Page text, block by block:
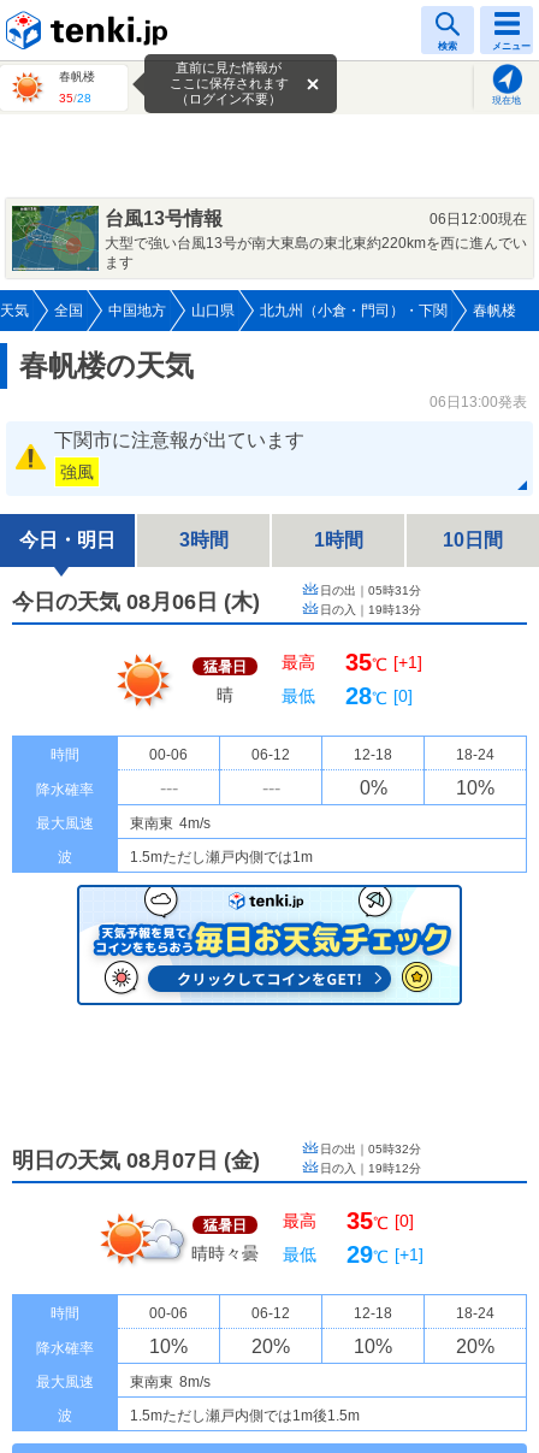
検索 メニュー
春帆楼
35/28 現在地
直前に見た情報が
ここに保存されます
（ログイン不要）
台風13号情報
06日12:00現在
大型で強い台風13号が南大東島の東北東約220kmを西に進んでい
ます
気 全国 中国地方 山口県 北九州（小倉・門司）・下関 春帆楼
春帆楼の天気
06日13:00発表
下関市に注意報が出ています
強風
今日・明日 3時間 1時間 10日間
今日の天気 08月06日 (木) 日の出｜ 05時31分
日の入｜ 19時13分
猛暑日
晴
最高 35℃ [+1]
最低
28℃ [0]
時間 00-06 06-12 12-18 18-24
降水確率 --- --- 0% 10%
最大風速 東南東 4m/s
波
1.5mただし瀬戸内側では1m
明日の天気 08月07日 (金) 日の出｜ 05時32分
日の入｜ 19時12分
猛暑日
晴時々曇
最高 35℃ [0]
最低
29℃ [+1]
時間 00-06 06-12 12-18 18-24
降水確率 10% 20% 10% 20%
最大風速 東南東 8m/s
波
1.5mただし瀬戸内側では1m後1.5m